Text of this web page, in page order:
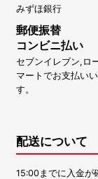
みずほ銀行
郵便振替
コンビニ払い
セブンイレブン,ロ
マートでお支払い
す。
配送について
15:00までに入金が